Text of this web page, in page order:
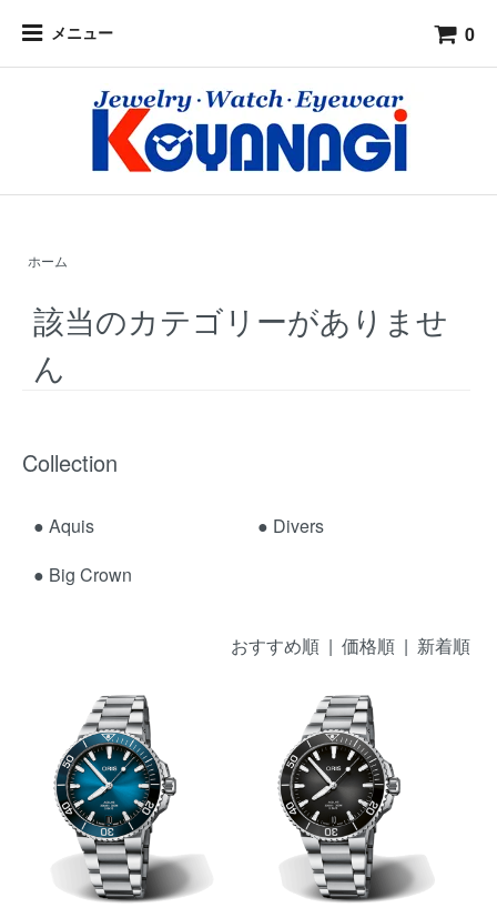
メニュー 0
ホーム
該当のカテゴリーがありませ
ん
Collection
● Aquis ● Divers
● Big Crown
おすすめ順 | 価格順| 新着順